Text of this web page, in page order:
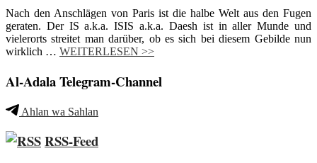
Nach den Anschlägen von Paris ist die halbe Welt aus den Fugen
geraten. Der IS a.k.a. ISIS a.k.a. Daesh ist in aller Munde und
vielerorts streitet man darüber, ob es sich bei diesem Gebilde nun
wirklich … WEITERLESEN >>
Al-Adala Telegram-Channel
Ahlan wa Sahlan
RSS-Feed